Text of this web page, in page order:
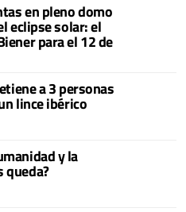
en pleno domo
eclipse solar: el
para el 12 de
a 3 personas
lince ibérico
y la
queda?